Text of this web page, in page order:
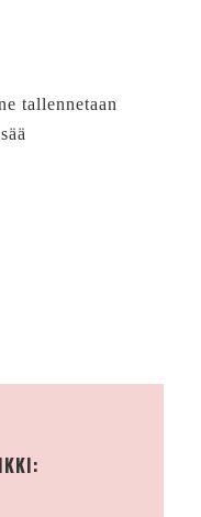
tallennetaan